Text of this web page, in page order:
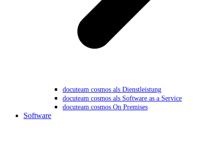
docuteam cosmos als Dienstleistung
docuteam cosmos als Software as a Service
docuteam cosmos On Premises
Software